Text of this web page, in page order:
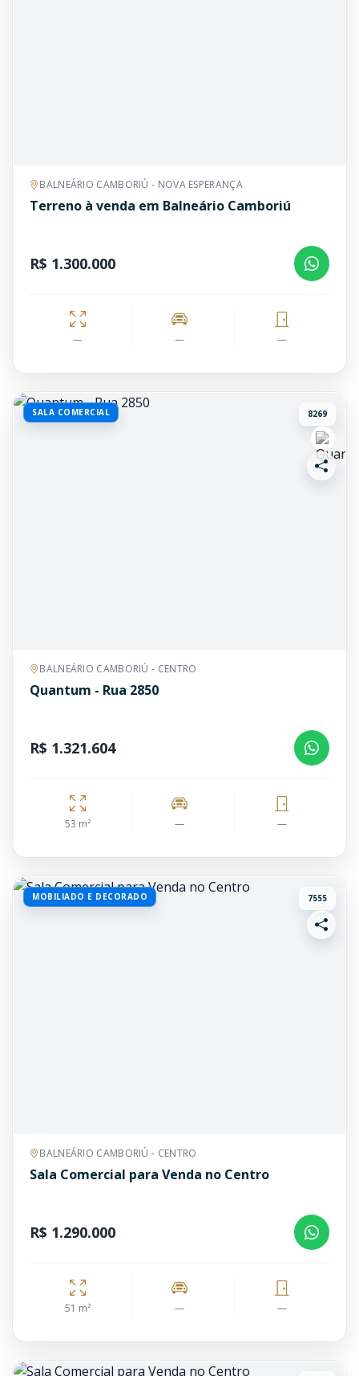
BALNEÁRIO CAMBORIÚ - NOVA ESPERANÇA
Terreno à venda em Balneário Camboriú
R$ 1.300.000
— — —
SALA COMERCIAL 8269
BALNEÁRIO CAMBORIÚ - CENTRO
Quantum - Rua 2850
R$ 1.321.604
53 m² — —
MOBILIADO E DECORADO 7555
BALNEÁRIO CAMBORIÚ - CENTRO
Sala Comercial para Venda no Centro
R$ 1.290.000
51 m² — —